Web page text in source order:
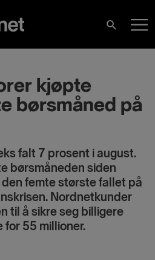
Sök
kjøpte
børsmåned på
falt 7 prosent i august.
børsmåneden siden
femte største fallet på
Nordnetkunder
til å sikre seg billigere
55 millioner.